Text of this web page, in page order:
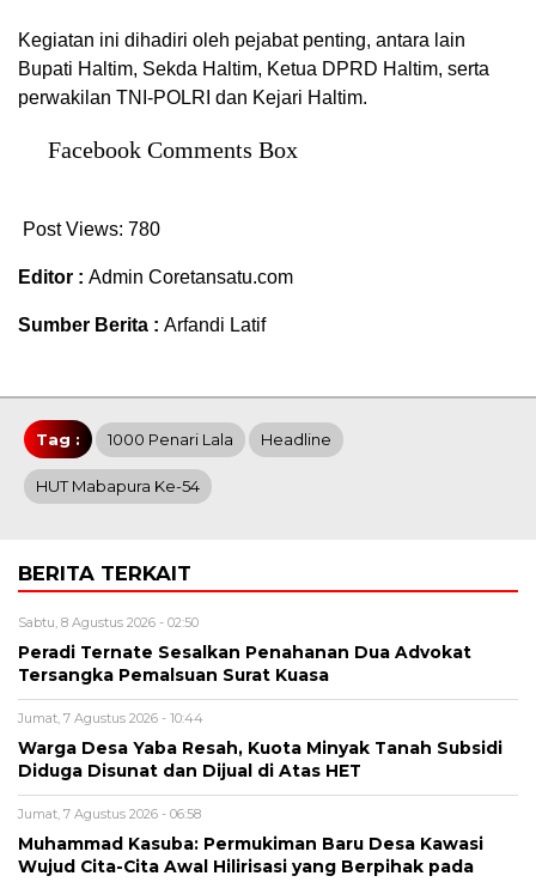
Kegiatan ini dihadiri oleh pejabat penting, antara lain
Bupati Haltim, Sekda Haltim, Ketua DPRD Haltim, serta
perwakilan TNI-POLRI dan Kejari Haltim.
Facebook Comments Box
Post Views: 780
Editor : Admin Coretansatu.com
Sumber Berita : Arfandi Latif
Tag : 1000 Penari Lala Headline
HUT Mabapura Ke-54
BERITA TERKAIT
Sabtu, 8 Agustus 2026 - 02:50
Peradi Ternate Sesalkan Penahanan Dua Advokat
Tersangka Pemalsuan Surat Kuasa
Jumat, 7 Agustus 2026 - 10:44
Warga Desa Yaba Resah, Kuota Minyak Tanah Subsidi
Diduga Disunat dan Dijual di Atas HET
Jumat, 7 Agustus 2026 - 06:58
Muhammad Kasuba: Permukiman Baru Desa Kawasi
Wujud Cita-Cita Awal Hilirisasi yang Berpihak pada